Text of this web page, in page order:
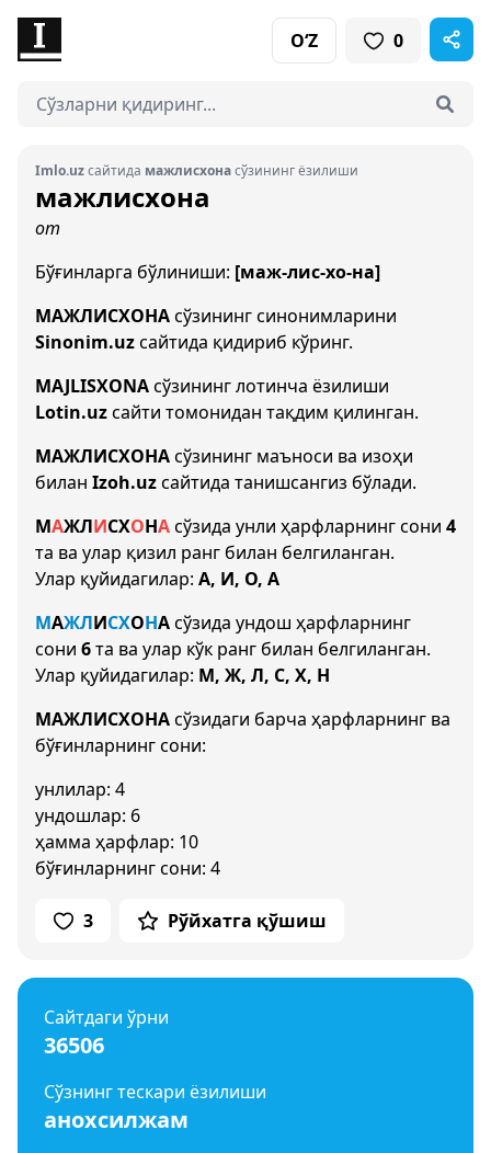
O‘Z 0
Imlo.uzсайтида мажлисхонасўзининг ёзилиши
мажлисхона
от
Бўғинларга бўлиниши: [маж-лис-хо-на]
МАЖЛИСХОНАсўзининг синонимларини
Sinonim.uzсайтида қидириб кўринг.
MAJLISXONAсўзининг лотинча ёзилиши
Lotin.uzсайти томонидан тақдим қилинган.
МАЖЛИСХОНАсўзининг маъноси ва изоҳи
билан Izoh.uzсайтида танишсангиз бўлади.
МАЖЛИСХОНАсўзида унли ҳарфларнинг сони 4
та ва улар қизил ранг билан белгиланган.
Улар қуйидагилар: А, И, О, А
МАЖЛИСХОНАсўзида ундош ҳарфларнинг
сони 6та ва улар кўк ранг билан белгиланган.
Улар қуйидагилар: М, Ж, Л, С, Х, Н
МАЖЛИСХОНАсўзидаги барча ҳарфларнинг ва
бўғинларнинг сони:
унлилар: 4
ундошлар: 6
ҳамма ҳарфлар: 10
бўғинларнинг сони: 4
3 Рўйхатга қўшиш
Сайтдаги ўрни
36506
Сўзнинг тескари ёзилиши
анохсилжам